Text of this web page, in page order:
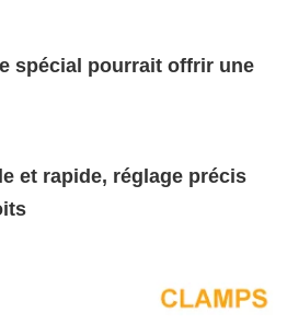
spécial pourrait offrir une
et rapide, réglage précis